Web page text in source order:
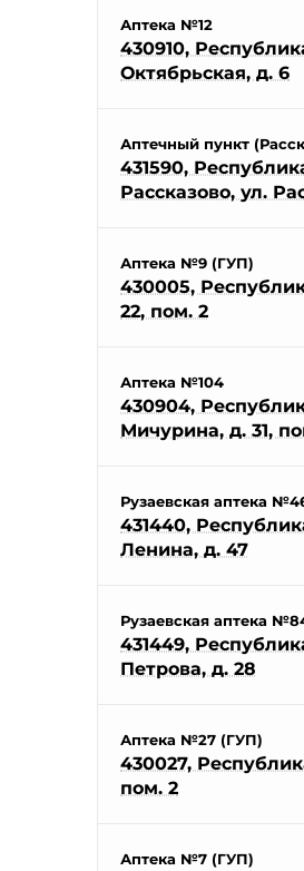
Аптека №12
430910,
Октябрьская, д. 6
Аптечный пункт
431590,
Рассказово, ул.
Аптека №9 (ГУП)
430005,
22, пом. 2
Аптека №104
430904,
Мичурина, д. 31,
Рузаевская аптека
431440,
Ленина, д. 47
Рузаевская аптека
431449,
Петрова, д. 28
Аптека №27 (ГУП)
430027,
пом. 2
Аптека №7 (ГУП)